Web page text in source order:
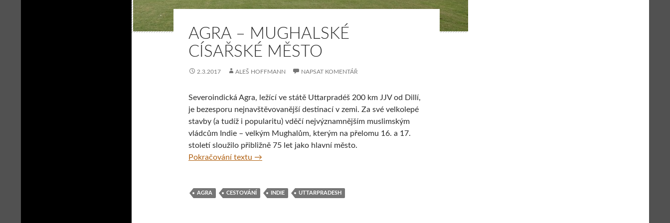
AGRA – MUGHALSKÉ
CÍSAŘSKÉ MĚSTO
2.3.2017 ALEŠ HOFFMANN NAPSAT KOMENTÁŘ
Severoindická Agra, ležící ve státě Uttarpradéš 200 km JJV od Dillí,
je bezesporu nejnavštěvovanější destinací v zemi. Za své velkolepé
stavby (a tudíž i popularitu) vděčí nejvýznamnějším muslimským
vládcům Indie – velkým Mughalům, kterým na přelomu 16. a 17.
století sloužilo přibližně 75 let jako hlavní město.
Pokračování textu Agra – mughalské císařské město
→
AGRA CESTOVÁNÍ INDIE UTTARPRADESH